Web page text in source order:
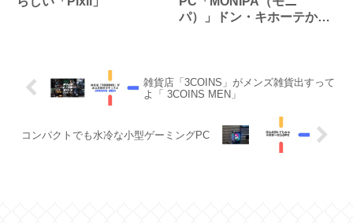
パ）」ドン・キホーテから
雑貨店「3COINS」がメンズ雑貨出すって
よ「 3COINS MEN」
コンパクトでも水冷な小型ゲーミングPC